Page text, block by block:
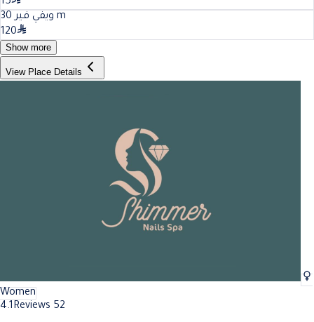
ويفي فير 30
m
120
Show more
View Place Details
Women
4.1Reviews 52